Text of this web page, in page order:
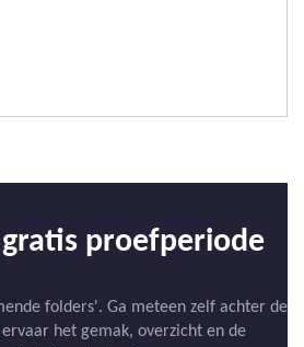
proefperiode
folders'. Ga meteen zelf achter de
het gemak, overzicht en de